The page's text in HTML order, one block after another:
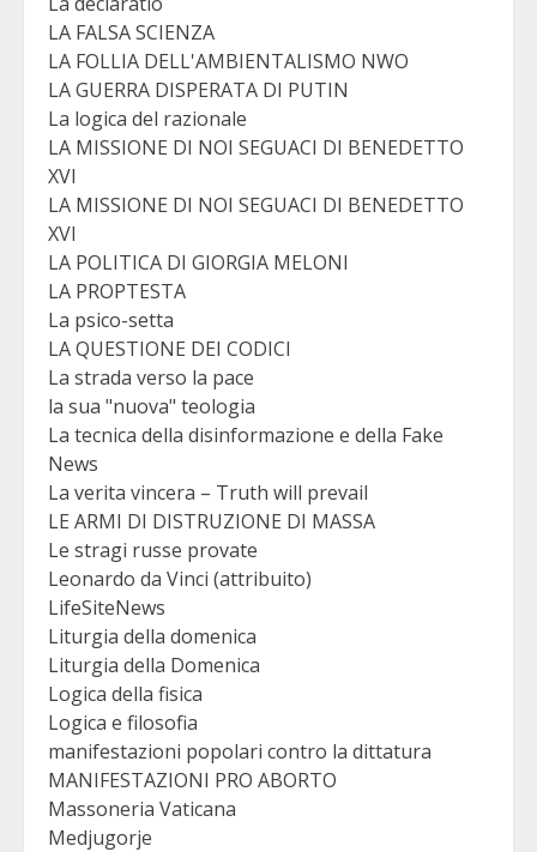
LA FALSA SCIENZA
LA FOLLIA DELL'AMBIENTALISMO NWO
LA GUERRA DISPERATA DI PUTIN
La logica del razionale
LA MISSIONE DI NOI SEGUACI DI BENEDETTO
XVI
LA MISSIONE DI NOI SEGUACI DI BENEDETTO
XVI
LA POLITICA DI GIORGIA MELONI
LA PROPTESTA
La psico-setta
LA QUESTIONE DEI CODICI
La strada verso la pace
la sua "nuova" teologia
La tecnica della disinformazione e della Fake
News
La verita vincera – Truth will prevail
LE ARMI DI DISTRUZIONE DI MASSA
Le stragi russe provate
Leonardo da Vinci (attribuito)
LifeSiteNews
Liturgia della domenica
Liturgia della Domenica
Logica della fisica
Logica e filosofia
manifestazioni popolari contro la dittatura
MANIFESTAZIONI PRO ABORTO
Massoneria Vaticana
Medjugorje